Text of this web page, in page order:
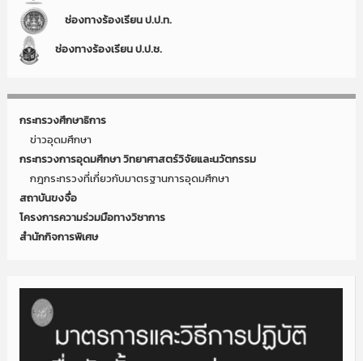
ช่องทางร้องเรียน ป.ป.ท.
ช่องทางร้องเรียน ป.ป.ช.
กระทรวงศึกษาธิการ
ข่าวอุดมศึกษา
กระทรวงการอุดมศึกษา วิทยาศาสตร์วิจัยและนวัตกรรม
กฎกระทรวงที่เกี่ยวกับมาตรฐานการอุดมศึกษา
สถาบันขงจื่อ
โครงการความร่วมมือทางวิชาการ
สำนักกิจการพิเศษ